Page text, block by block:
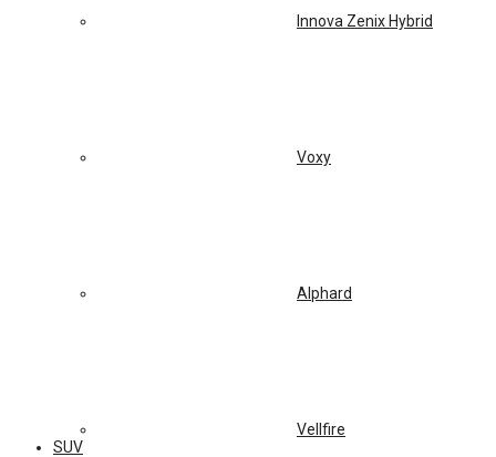
Innova Zenix Hybrid
Voxy
Alphard
Vellfire
SUV